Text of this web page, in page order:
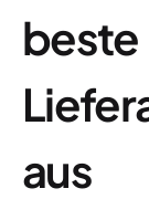
beste
aus